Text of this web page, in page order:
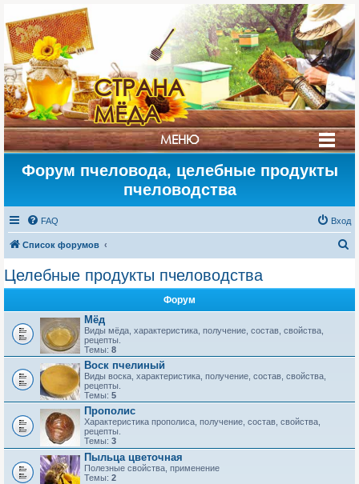
СТРАНА
МЁДА
МЕНЮ
Форум пчеловода, целебные продукты
пчеловодства
FAQ Вход
Список форумов
Целебные продукты пчеловодства
Форум
Мёд
Виды мёда, характеристика, получение, состав, свойства,
рецепты.
Темы: 8
Воск пчелиный
Виды воска, характеристика, получение, состав, свойства,
рецепты.
Темы: 5
Прополис
Характеристика прополиса, получение, состав, свойства,
рецепты.
Темы: 3
Пыльца цветочная
Полезные свойства, применение
Темы: 2